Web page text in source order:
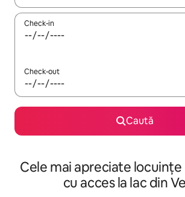
Check-in
Check-out
Caută
Cele mai apreciate
cu acces la lac din